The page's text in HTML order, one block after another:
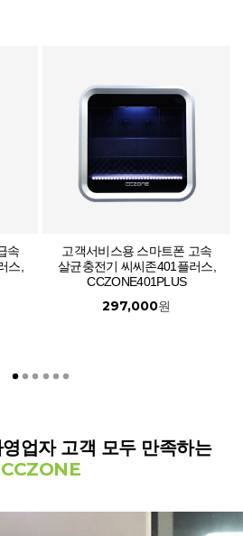
속
스,
고객서비스용 스마트폰 고속
살균충전기 씨씨존401플러스,
CCZONE401PLUS
297,000원
업자 고객 모두 만족하는
CCZONE